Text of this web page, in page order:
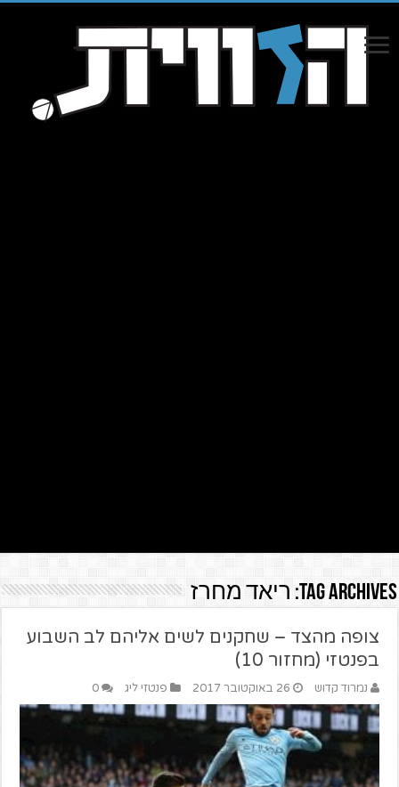
Tag Archives: ריאד מחרז
צופה מהצד – שחקנים לשים אליהם לב השבוע
בפנטזי (מחזור 10)
נמרוד קדוש 26 באוקטובר 2017 פנטזי ליג 0